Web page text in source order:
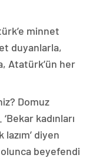
minnet
duyanlarla,
Atatürk’ün her
Domuz
kadınları
diyen
olunca beyefendi